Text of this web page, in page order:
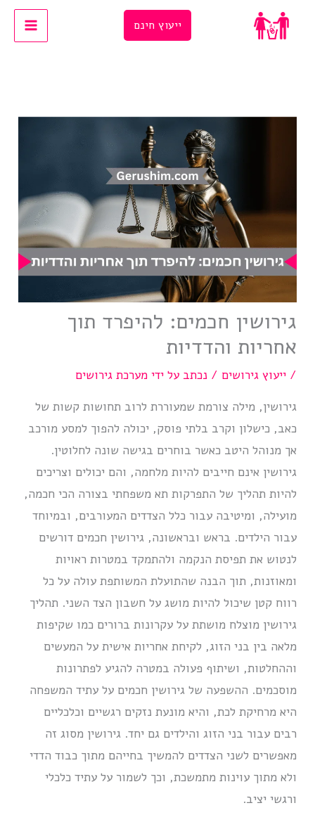
ייעוץ חינם
גירושין חכמים: להיפרד תוך
אחריות והדדיות
/ייעוץ גירושים / נכתב על ידימערכת גירושים
גירושין, מילה צורמת שמעוררת לרוב תחושות קשות של
כאב, כישלון וקרב בלתי פוסק, יכולה להפוך למסע מורכב
אך מנוהל היטב כאשר בוחרים בגישה שונה לחלוטין.
גירושין אינם חייבים להיות מלחמה, והם יכולים וצריכים
להיות תהליך של התפרקות תא משפחתי בצורה הכי חכמה,
מועילה, ומיטיבה עבור כלל הצדדים המעורבים, ובמיוחד
עבור הילדים. בראש ובראשונה, גירושין חכמים דורשים
לנטוש את תפיסת הנקמה ולהתמקד במטרות ראויות
ומאוזנות, תוך הבנה שהתועלת המשותפת עולה על כל
רווח קטן שיכול להיות מושג על חשבון הצד השני. תהליך
גירושין מוצלח מושתת על עקרונות ברורים כמו שקיפות
מלאה בין בני הזוג, לקיחת אחריות אישית על המעשים
וההחלטות, ושיתוף פעולה במטרה להגיע לפתרונות
מוסכמים. ההשפעה של גירושין חכמים על עתיד המשפחה
היא מרחיקת לכת, והיא מונעת נזקים רגשיים וכלכליים
רבים עבור בני הזוג והילדים גם יחד. גירושין מסוג זה
מאפשרים לשני הצדדים להמשיך בחייהם מתוך כבוד הדדי
ולא מתוך עוינות מתמשכת, וכך לשמור על עתיד כלכלי
ורגשי יציב.